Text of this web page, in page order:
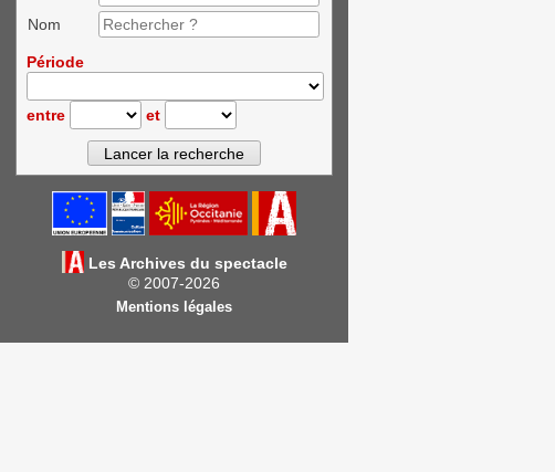
Nom
Période
entre et
Les Archives du spectacle
© 2007-2026
Mentions légales